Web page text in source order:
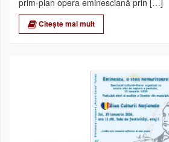
Citește mai mult